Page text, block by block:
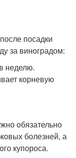
посадки
за виноградом:
неделю.
корневую
обязательно
болезней, а
купороса.